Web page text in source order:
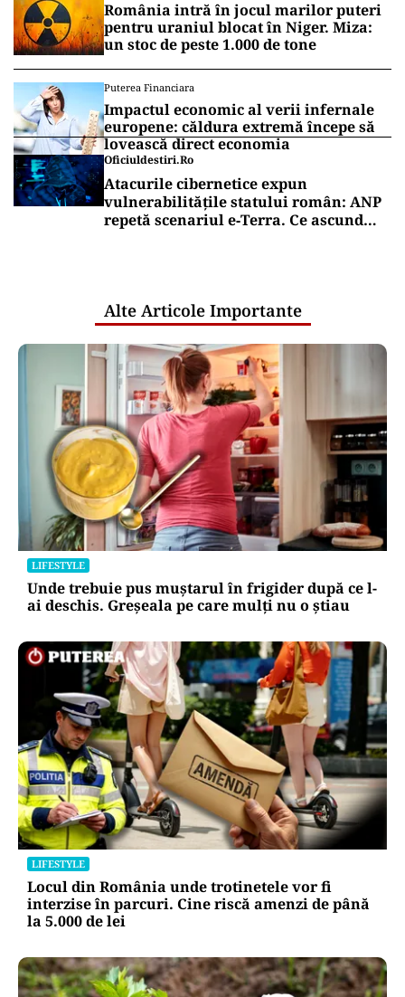
România intră în jocul marilor puteri
pentru uraniul blocat în Niger. Miza:
un stoc de peste 1.000 de tone
Puterea Financiara
Impactul economic al verii infernale
europene: căldura extremă începe să
lovească direct economia
Oficiuldestiri.ro
Atacurile cibernetice expun
vulnerabilitățile statului român: ANP
repetă scenariul e‑Terra. Ce ascund
Alte Articole Importante
LIFESTYLE
Unde trebuie pus muștarul în frigider după ce l-
ai deschis. Greșeala pe care mulți nu o știau
LIFESTYLE
Locul din România unde trotinetele vor fi
interzise în parcuri. Cine riscă amenzi de până
la 5.000 de lei